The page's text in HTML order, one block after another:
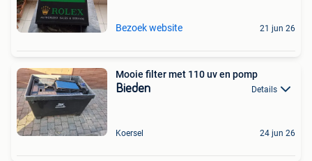
Bezoek website 21 jun 26
Mooie filter met 110 uv en pomp
Bieden Details
Koersel 24 jun 26